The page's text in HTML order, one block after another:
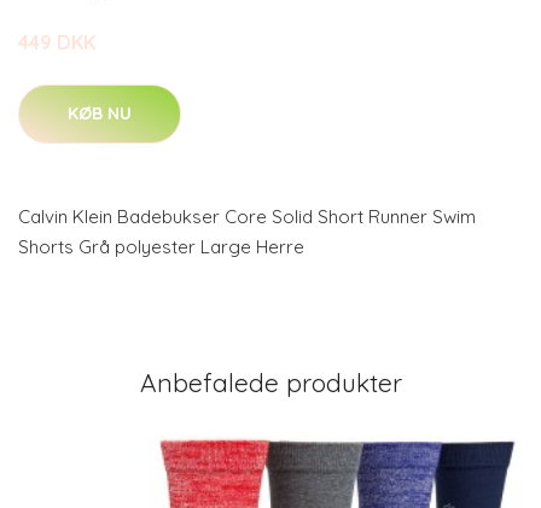
449 DKK
KØB NU
Calvin Klein Badebukser Core Solid Short Runner Swim
Shorts Grå polyester Large Herre
Anbefalede produkter